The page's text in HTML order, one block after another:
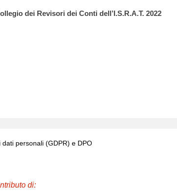
dei Revisori dei Conti dell’I.S.R.A.T. 2022
personali (GDPR) e DPO
di: